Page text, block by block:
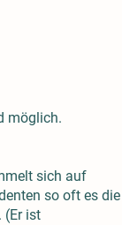
möglich.
sich auf
so oft es die
(Er ist